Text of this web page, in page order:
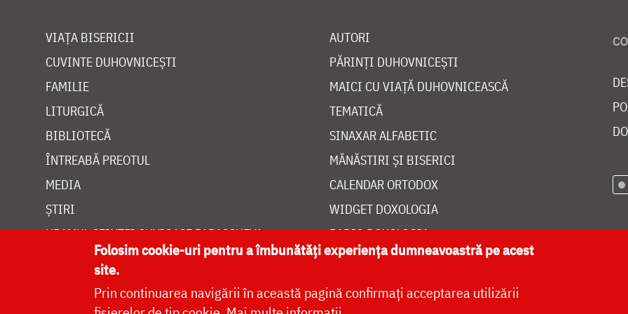
VIAȚA BISERICII
CUVINTE DUHOVNICEȘTI
FAMILIE
LITURGICĂ
BIBLIOTECĂ
ÎNTREABĂ PREOTUL
MEDIA
ȘTIRI
HRAMUL SFINTEI CUVIOASE PARASCHEVA
AUTORI
PĂRINȚI DUHOVNICEȘTI
MAICI CU VIAȚĂ DUHOVNICEASCĂ
TEMATICĂ
SINAXAR ALFABETIC
MĂNĂSTIRI ȘI BISERICI
CALENDAR ORTODOX
WIDGET DOXOLOGIA
RADIO DOXOLOGIA
Folosim cookie-uri pentru a îmbunătăți experiența dumneavoastră pe acest
site.
Prin continuarea navigării în această pagină confirmați acceptarea utilizării